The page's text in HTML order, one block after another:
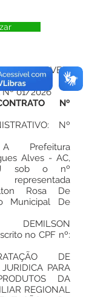
ALVES
Nº 01/2026
Nº
Nº
A Prefeitura
Alves - AC,
sob o nº
representada
Rosa De
Municipal De
DEMILSON
no CPF nº:
DE
PARA
DA
REGIONAL